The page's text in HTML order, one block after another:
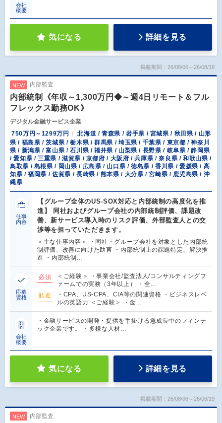
会社
概要
気になる 詳細を見る
掲載期間：26/08/06～26/08/19
NEW 内部監査
内部統制《年収～1,300万円◆～週4日リモート＆フル
フレックス勤務OK》
デジタル金融サービス企業
750万円～1299万円
北海道 / 青森県 / 岩手県 / 宮城県 / 秋田県 / 山形
県 / 福島県 / 茨城県 / 栃木県 / 群馬県 / 埼玉県 / 千葉県 / 東京都 / 神奈川
県 / 新潟県 / 富山県 / 石川県 / 福井県 / 山梨県 / 長野県 / 岐阜県 / 静岡県
/ 愛知県 / 三重県 / 滋賀県 / 京都府 / 大阪府 / 兵庫県 / 奈良県 / 和歌山県 /
鳥取県 / 島根県 / 岡山県 / 広島県 / 山口県 / 徳島県 / 香川県 / 愛媛県 / 高
知県 / 福岡県 / 佐賀県 / 長崎県 / 熊本県 / 大分県 / 宮崎県 / 鹿児島県 / 沖
縄県
仕事
内容
【グループ全体のUS-SOX対応と内部統制の高度化を推
進】 同社およびグループ会社の内部統制評価、課題改
善、新サービス導入時のリスク評価、外部監査人との交
渉等を担っていただきます。
＜主な仕事内容＞ ・同社・グループ会社を対象とした内部統
制評価、改善に向けた助言 ・内部統制上の課題特定、解決推
進 ・内部統制…
応募
資格
必須
＜ご経験＞ ・事業会社/監査法人/コンサルティングフ
ァームでの実務（3年以上） ・全…
歓迎
・CPA、US-CPA、CIA等の関連資格 ・ビジネスレベ
ルの英語力 ＜ご経験＞ ・金…
会社
概要
・金融サービスの開発・提供を手掛ける急成長中のフィンテ
ック企業です。 ・多様な人材…
気になる 詳細を見る
掲載期間：26/08/06～26/08/19
NEW 内部監査